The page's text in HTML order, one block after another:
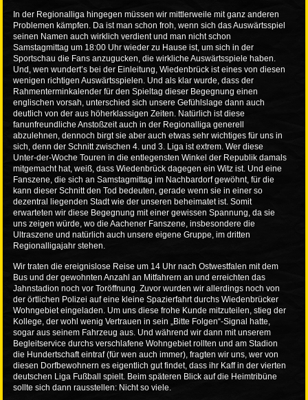
In der Regionalliga hingegen müssen wir mittlerweile mit ganz anderen
Problemen kämpfen. Da ist man schon froh, wenn sich das Auswärtsspiel
seinen Namen auch wirklich verdient und man nicht schon
Samstagmittag um 18:00 Uhr wieder zu Hause ist, um sich in der
Sportschau die Fans anzugucken, die wirkliche Auswärtsspiele haben.
Und, wen wundert’s bei der Einleitung, Wiedenbrück ist eines von diesen
wenigen richtigen Auswärtsspielen. Und als klar wurde, dass der
Rahmenterminkalender für den Spieltag dieser Begegnung einen
englischen vorsah, unterschied sich unsere Gefühlslage dann auch
deutlich von der aus höherklassigen Zeiten. Natürlich ist diese
fanunfreundliche Anstoßzeit auch in der Regionalliga generell
abzulehnen, dennoch birgt sie aber auch etwas sehr wichtiges für uns in
sich, denn der Schnitt zwischen 4. und 3. Liga ist extrem. Wer diese
Unter-der-Woche Touren in die entlegensten Winkel der Republik damals
mitgemacht hat, weiß, dass Wiedenbrück dagegen ein Witz ist. Und eine
Fanszene, die sich an Samstagmittag im Nachbardorf gewöhnt, für die
kann dieser Schnitt den Tod bedeuten, gerade wenn sie in einer so
dezentral liegenden Stadt wie der unseren beheimatet ist. Somit
erwarteten wir diese Begegnung mit einer gewissen Spannung, da sie
uns zeigen würde, wo die Aachener Fanszene, insbesondere die
Ultraszene und natürlich auch unsere eigene Gruppe, im dritten
Regionalligajahr stehen.
Wir traten die ereignislose Reise um 14 Uhr nach Ostwestfalen mit dem
Bus und der gewohnten Anzahl an Mitfahrern an und erreichten das
Jahnstadion noch vor Toröffnung. Zuvor wurden wir allerdings noch von
der örtlichen Polizei auf eine kleine Spazierfahrt durchs Wiedenbrücker
Wohngebiet eingeladen. Um uns diese frohe Kunde mitzuteilen, stieg der
Kollege, der wohl wenig Vertrauen in sein „Bitte Folgen“-Signal hatte,
sogar aus seinem Fahrzeug aus. Und während wir dann mit unserem
Begleitservice durchs verschlafene Wohngebiet rollten und am Stadion
die Hundertschaft eintraf (für wen auch immer), fragten wir uns, wer von
diesen Dorfbewohnern es eigentlich gut findet, dass ihr Kaff in der vierten
deutschen Liga Fußball spielt. Beim späteren Blick auf die Heimtribüne
sollte sich dann rausstellen: Nicht so viele.